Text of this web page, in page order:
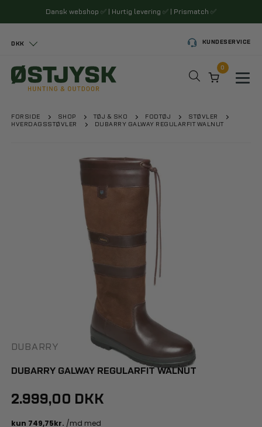
Dansk webshop ✅ | Hurtig levering ✅ | Prismatch ✅
DKK KUNDESERVICE
0
FORSIDE SHOP TØJ & SKO FODTØJ
STØVLER
HVERDAGSSTØVLER
DUBARRY GALWAY REGULARFIT WALNUT
DUBARRY
DUBARRY GALWAY REGULARFIT WALNUT
2.999,00 DKK